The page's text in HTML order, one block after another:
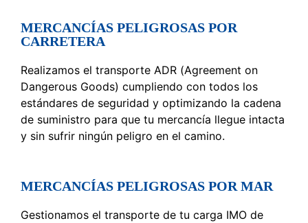
MERCANCÍAS PELIGROSAS POR
CARRETERA
Realizamos el transporte ADR (Agreement on
Dangerous Goods) cumpliendo con todos los
estándares de seguridad y optimizando la cadena
de suministro para que tu mercancía llegue intacta
y sin sufrir ningún peligro en el camino.
MERCANCÍAS PELIGROSAS POR MAR
Gestionamos el transporte de tu carga IMO de